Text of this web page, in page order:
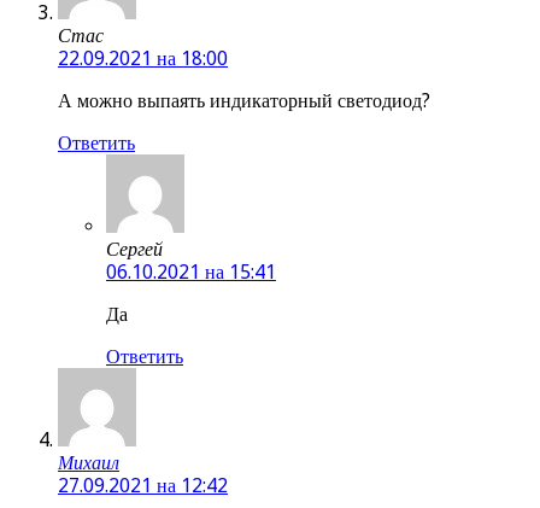
Стас
22.09.2021 на 18:00
А можно выпаять индикаторный светодиод?
Ответить
Сергей
06.10.2021 на 15:41
Да
Ответить
Михаил
27.09.2021 на 12:42